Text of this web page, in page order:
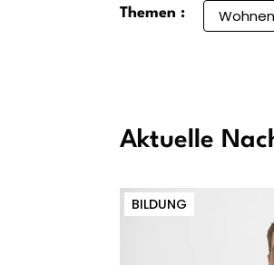
Themen : Wohnen
Aktuelle
BILDUNG